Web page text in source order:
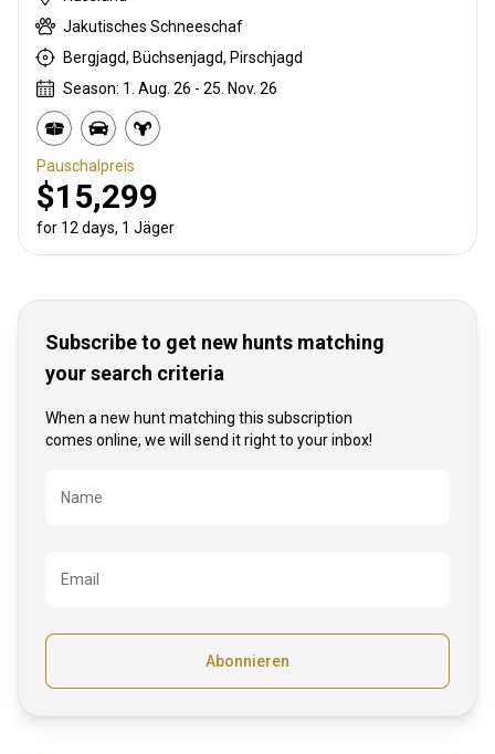
Jakutisches Schneeschaf
Bergjagd, Büchsenjagd, Pirschjagd
Season: 1. Aug. 26 - 25. Nov. 26
Pauschalpreis
$15,299
for 12 days, 1 Jäger
Subscribe to get new hunts matching
your search criteria
When a new hunt matching this subscription
comes online, we will send it right to your inbox!
Bezeichnung
Name
Email
Abonnieren